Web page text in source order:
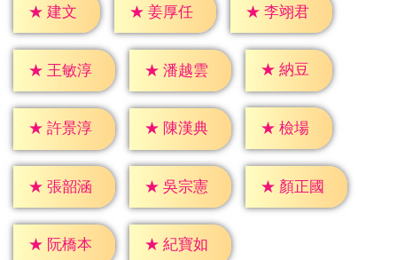
★ 建文 ★ 姜厚任 ★ 李翊君
★ 王敏淳 ★ 潘越雲 ★ 納豆
★ 許景淳 ★ 陳漢典 ★ 檢場
★ 張韶涵 ★ 吳宗憲 ★ 顏正國
★ 阮橋本 ★ 紀寶如